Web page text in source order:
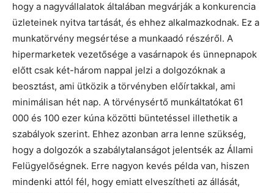
hogy a nagyvállalatok általában megvárják a konkurencia
üzleteinek nyitva tartását, és ehhez alkalmazkodnak. Ez a
munkatörvény megsértése a munkaadó részéről. A
hipermarketek vezetősége a vasárnapok és ünnepnapok
előtt csak két-három nappal jelzi a dolgozóknak a
beosztást, ami ütközik a törvényben előírtakkal, ami
minimálisan hét nap. A törvénysértő munkáltatókat 61
000 és 100 ezer kúna közötti büntetéssel illethetik a
szabályok szerint. Ehhez azonban arra lenne szükség,
hogy a dolgozók a szabálytalanságot jelentsék az Állami
Felügyelőségnek. Erre nagyon kevés példa van, hiszen
mindenki attól fél, hogy emiatt elveszítheti az állását,